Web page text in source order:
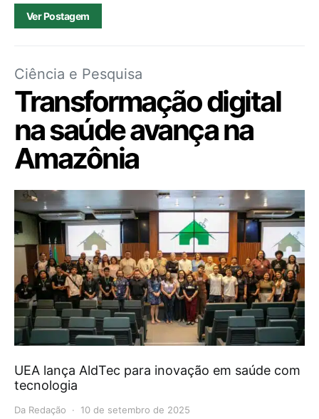
Ver Postagem
Ciência e Pesquisa
Transformação digital
na saúde avança na
Amazônia
UEA lança AldTec para inovação em saúde com
tecnologia
Da Redação 10 de setembro de 2025